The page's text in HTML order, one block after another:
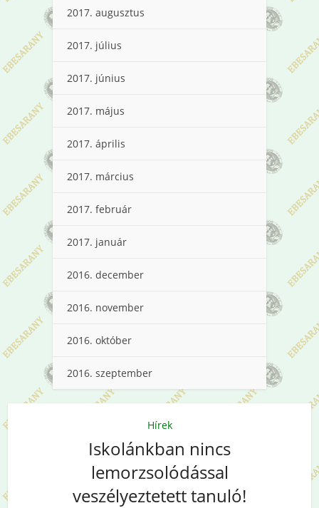
2017. augusztus
2017. július
2017. június
2017. május
2017. április
2017. március
2017. február
2017. január
2016. december
2016. november
2016. október
2016. szeptember
Hírek
Iskolánkban nincs
lemorzsolódással
veszélyeztetett tanuló!